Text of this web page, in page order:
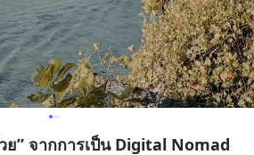
ย” จากการเป็น Digital Nomad